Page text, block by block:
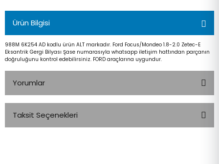
Ürün Bilgisi
988M 6K254 AD kodlu ürün ALT markadır. Ford Focus/Mondeo 1.8-2.0 Zetec-E
Eksantrik Gergi Bilyası Şase numarasıyla whatsapp iletişim hattından parçanın
doğruluğunu kontrol edebilirsiniz. FORD araçlarına uygundur.
Yorumlar
Taksit Seçenekleri